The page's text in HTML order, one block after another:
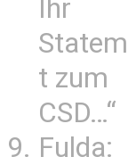
Ihr
t zum
CSD…“
Fulda: